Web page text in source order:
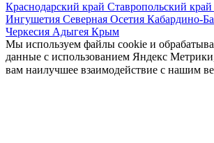
Краснодарский край Ставропольский край
Ингушетия Северная Осетия Кабардино-
Черкесия Адыгея Крым
Мы используем файлы cookie и
данные с использованием Яндекс
вам наилучшее взаимодействие с нашим